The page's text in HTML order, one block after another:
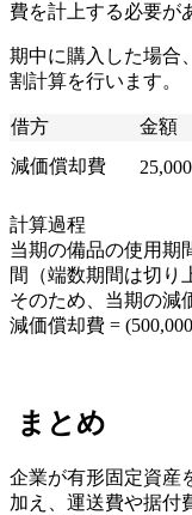
費を計上する必要が
期中に購入した場合
割計算を行います。
借方 金額
減価償却費
25,000
計算過程
当期の備品の使用期
間（端数期間は切り
そのため、当期の減
減価償却費 =
まとめ
企業が有形固定資産
加え、運送費や据付